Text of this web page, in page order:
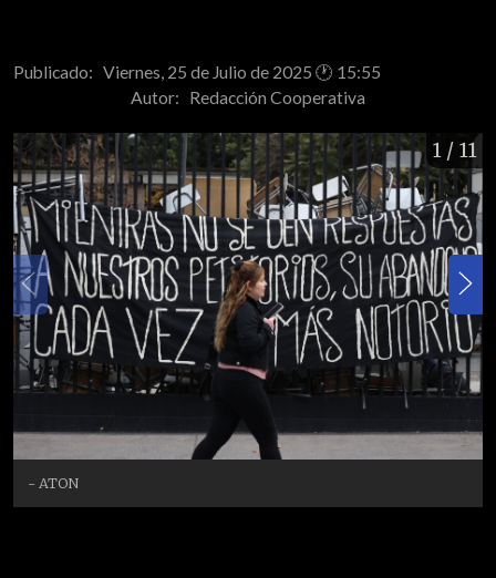
Publicado: Viernes, 25 de Julio de 2025 🕐 15:55
Autor: Redacción Cooperativa
1 / 11
- ATON